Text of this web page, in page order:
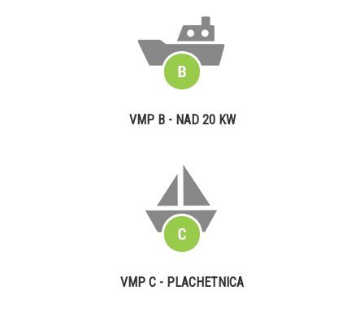
VMP B - NAD 20 KW
VMP C - PLACHETNICA